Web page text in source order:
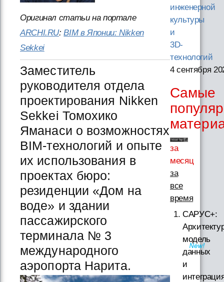
Оригинал статьи на портале
ARCHI.RU:BIM в Японии: Nikken
Sekkei
Заместитель
руководителя отдела
проектирования Nikken
Sekkei Томохико
Яманаси о возможностях
BIM-технологий и опыте
их использования в
проектах бюро:
резиденции «Дом на
воде» и здании
пассажирского
терминала № 3
международного
аэропорта Нарита.
инженерной
культуры
и
3D-
технологий
4 сентября
Самые
за
месяц
за
все
время
САРУС+:
модель
данных
и